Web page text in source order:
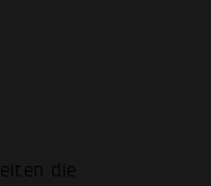
die